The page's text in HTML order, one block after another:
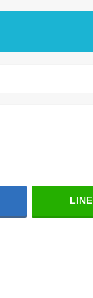
LINE